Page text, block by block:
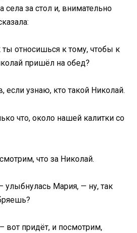
села за стол и, внимательно
относишься к тому, чтобы к
пришёл на обед?
если узнаю, кто такой Николай.
что, около нашей калитки со
что за Николай.
улыбнулась Мария, — ну, так
придёт, и посмотрим,